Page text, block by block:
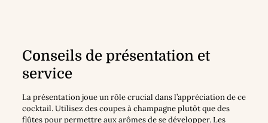
Conseils de présentation et
service
La présentation joue un rôle crucial dans l’appréciation de ce
cocktail. Utilisez des coupes à champagne plutôt que des
flûtes pour permettre aux arômes de se développer. Les